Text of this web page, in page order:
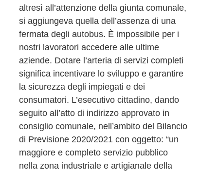
altresì all’attenzione della giunta comunale,
si aggiungeva quella dell’assenza di una
fermata degli autobus. È impossibile per i
nostri lavoratori accedere alle ultime
aziende. Dotare l’arteria di servizi completi
significa incentivare lo sviluppo e garantire
la sicurezza degli impiegati e dei
consumatori. L’esecutivo cittadino, dando
seguito all’atto di indirizzo approvato in
consiglio comunale, nell’ambito del Bilancio
di Previsione 2020/2021 con oggetto: “un
maggiore e completo servizio pubblico
nella zona industriale e artigianale della